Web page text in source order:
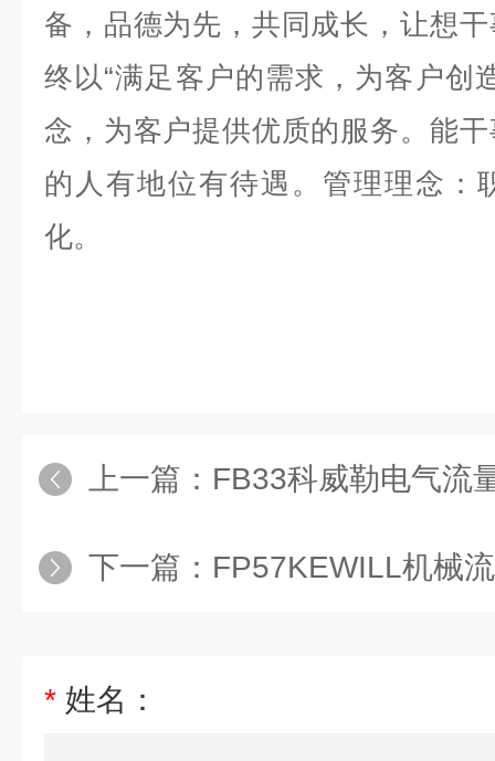
备，品德为先，共同成长，让想
终以“满足客户的需求，为客户创
念，为客户提供优质的服务。能
的人有地位有待遇。管理理念：
化。
上一篇： FB33科威勒电气流
下一篇： FP57KEWILL机械
* 姓名：